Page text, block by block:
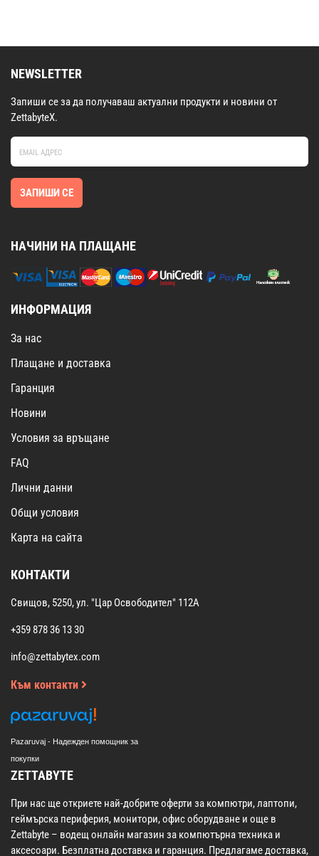
NEWSLETTER
Запиши се за да получаваш актуални продукти и новини от
ZettabyteX.
ЗАПИШИ СЕ
НАЧИНИ НА ПЛАЩАНЕ
ИНФОРМАЦИЯ
За нас
Плащане и доставка
Гаранция
Новини
Условия за връщане
FAQ
Лични данни
Общи условия
Карта на сайта
КОНТАКТИ
Свищов, 5250, ул. "Цар Освободител" 112А
+359 878 36 13 30
info@zettabytex.com
Към контакти
Pazaruvaj - Надежден помощник за
покупки
ZETTABYTE
При нас ще откриете най-добрите оферти за компютри, лаптопи,
геймърска периферия, монитори, офис оборудване и още в
Zettabyte – водещ онлайн магазин за компютърна техника и
аксесоари. Безплатна доставка и гаранция. Предлагаме доставка,